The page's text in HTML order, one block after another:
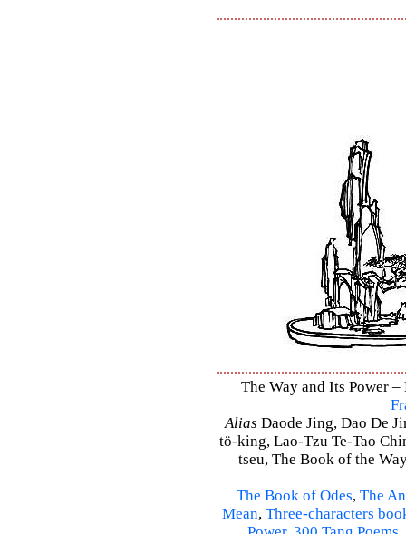
The Way and Its Power
Alias Daode Jing, Dao De
tö-king, Lao-Tzu Te-Tao
tseu, The Book of the
The Book of Odes, The
Mean, Three-characters